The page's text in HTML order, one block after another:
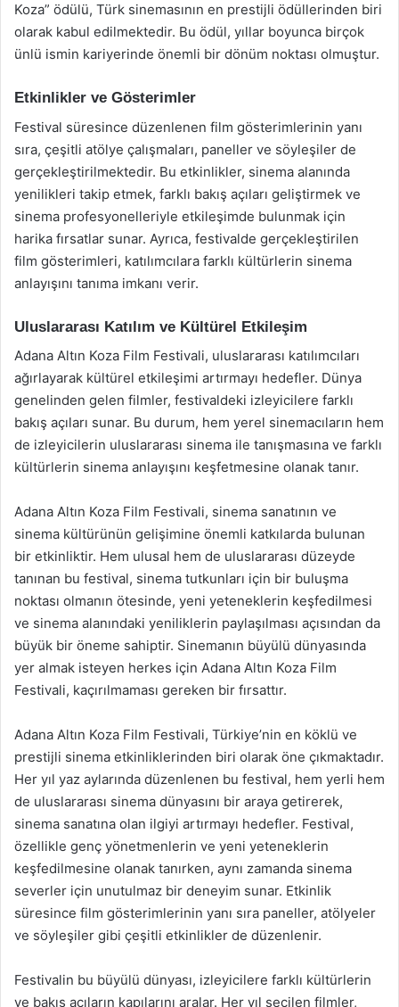
Koza” ödülü, Türk sinemasının en prestijli ödüllerinden biri
olarak kabul edilmektedir. Bu ödül, yıllar boyunca birçok
ünlü ismin kariyerinde önemli bir dönüm noktası olmuştur.
Etkinlikler ve Gösterimler
Festival süresince düzenlenen film gösterimlerinin yanı
sıra, çeşitli atölye çalışmaları, paneller ve söyleşiler de
gerçekleştirilmektedir. Bu etkinlikler, sinema alanında
yenilikleri takip etmek, farklı bakış açıları geliştirmek ve
sinema profesyonelleriyle etkileşimde bulunmak için
harika fırsatlar sunar. Ayrıca, festivalde gerçekleştirilen
film gösterimleri, katılımcılara farklı kültürlerin sinema
anlayışını tanıma imkanı verir.
Uluslararası Katılım ve Kültürel Etkileşim
Adana Altın Koza Film Festivali, uluslararası katılımcıları
ağırlayarak kültürel etkileşimi artırmayı hedefler. Dünya
genelinden gelen filmler, festivaldeki izleyicilere farklı
bakış açıları sunar. Bu durum, hem yerel sinemacıların hem
de izleyicilerin uluslararası sinema ile tanışmasına ve farklı
kültürlerin sinema anlayışını keşfetmesine olanak tanır.
Adana Altın Koza Film Festivali, sinema sanatının ve
sinema kültürünün gelişimine önemli katkılarda bulunan
bir etkinliktir. Hem ulusal hem de uluslararası düzeyde
tanınan bu festival, sinema tutkunları için bir buluşma
noktası olmanın ötesinde, yeni yeteneklerin keşfedilmesi
ve sinema alanındaki yeniliklerin paylaşılması açısından da
büyük bir öneme sahiptir. Sinemanın büyülü dünyasında
yer almak isteyen herkes için Adana Altın Koza Film
Festivali, kaçırılmaması gereken bir fırsattır.
Adana Altın Koza Film Festivali, Türkiye’nin en köklü ve
prestijli sinema etkinliklerinden biri olarak öne çıkmaktadır.
Her yıl yaz aylarında düzenlenen bu festival, hem yerli hem
de uluslararası sinema dünyasını bir araya getirerek,
sinema sanatına olan ilgiyi artırmayı hedefler. Festival,
özellikle genç yönetmenlerin ve yeni yeteneklerin
keşfedilmesine olanak tanırken, aynı zamanda sinema
severler için unutulmaz bir deneyim sunar. Etkinlik
süresince film gösterimlerinin yanı sıra paneller, atölyeler
ve söyleşiler gibi çeşitli etkinlikler de düzenlenir.
Festivalin bu büyülü dünyası, izleyicilere farklı kültürlerin
ve bakış açıların kapılarını aralar. Her yıl seçilen filmler,